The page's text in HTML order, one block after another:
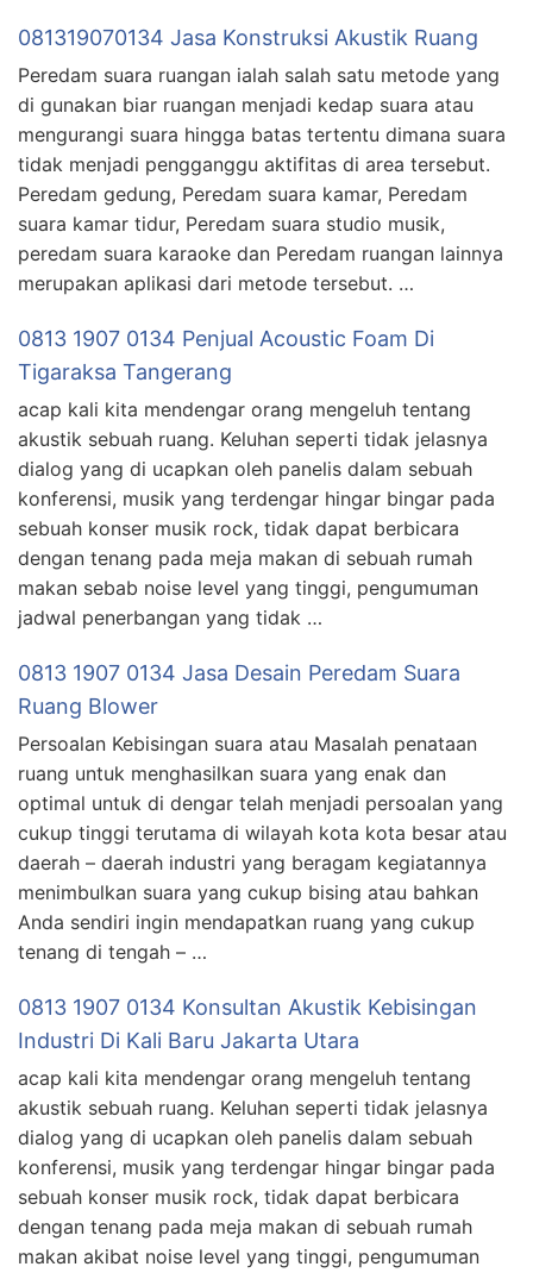
081319070134 Jasa Konstruksi Akustik Ruang
Peredam suara ruangan ialah salah satu metode yang
di gunakan biar ruangan menjadi kedap suara atau
mengurangi suara hingga batas tertentu dimana suara
tidak menjadi pengganggu aktifitas di area tersebut.
Peredam gedung, Peredam suara kamar, Peredam
suara kamar tidur, Peredam suara studio musik,
peredam suara karaoke dan Peredam ruangan lainnya
merupakan aplikasi dari metode tersebut. …
0813 1907 0134 Penjual Acoustic Foam Di
Tigaraksa Tangerang
acap kali kita mendengar orang mengeluh tentang
akustik sebuah ruang. Keluhan seperti tidak jelasnya
dialog yang di ucapkan oleh panelis dalam sebuah
konferensi, musik yang terdengar hingar bingar pada
sebuah konser musik rock, tidak dapat berbicara
dengan tenang pada meja makan di sebuah rumah
makan sebab noise level yang tinggi, pengumuman
jadwal penerbangan yang tidak …
0813 1907 0134 Jasa Desain Peredam Suara
Ruang Blower
Persoalan Kebisingan suara atau Masalah penataan
ruang untuk menghasilkan suara yang enak dan
optimal untuk di dengar telah menjadi persoalan yang
cukup tinggi terutama di wilayah kota kota besar atau
daerah – daerah industri yang beragam kegiatannya
menimbulkan suara yang cukup bising atau bahkan
Anda sendiri ingin mendapatkan ruang yang cukup
tenang di tengah – …
0813 1907 0134 Konsultan Akustik Kebisingan
Industri Di Kali Baru Jakarta Utara
acap kali kita mendengar orang mengeluh tentang
akustik sebuah ruang. Keluhan seperti tidak jelasnya
dialog yang di ucapkan oleh panelis dalam sebuah
konferensi, musik yang terdengar hingar bingar pada
sebuah konser musik rock, tidak dapat berbicara
dengan tenang pada meja makan di sebuah rumah
makan akibat noise level yang tinggi, pengumuman